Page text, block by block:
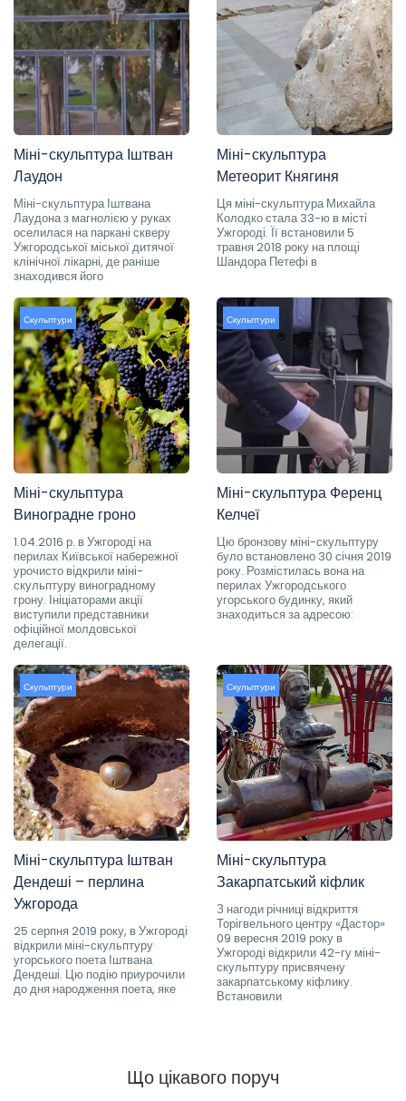
Міні-скульптура Іштван
Лаудон
Міні-скульптура Іштвана
Лаудона з магнолією у руках
оселилася на паркані скверу
Ужгородської міської дитячої
клінічної лікарні, де раніше
знаходився його
Міні-скульптура
Метеорит Княгиня
Ця міні-скульптура Михайла
Колодко стала 33-ю в місті
Ужгороді. Її встановили 5
травня 2018 року на площі
Шандора Петефі в
Скульптури
Міні-скульптура
Виноградне гроно
1.04.2016 р. в Ужгороді на
перилах Київської набережної
урочисто відкрили міні-
скульптуру виноградному
грону. Ініціаторами акції
виступили представники
офіційної молдовської
делегації.
Скульптури
Міні-скульптура Ференц
Келчеї
Цю бронзову міні-скульптуру
було встановлено 30 січня 2019
року. Розмістилась вона на
перилах Ужгородського
угорського будинку, який
знаходиться за адресою:
Скульптури
Міні-скульптура Іштван
Дендеші – перлина
Ужгорода
25 серпня 2019 року, в Ужгороді
відкрили міні-скульптуру
угорського поета Іштвана
Дендеші. Цю подію приурочили
до дня народження поета, яке
Скульптури
Міні-скульптура
Закарпатський кіфлик
З нагоди річниці відкриття
Торігвельного центру «Дастор»
09 вересня 2019 року в
Ужгороді відкрили 42-гу міні-
скульптуру присвячену
закарпатському кіфлику.
Встановили
Що цікавого поруч